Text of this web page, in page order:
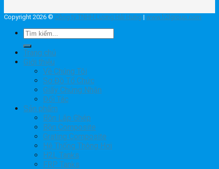
Copyright 2026 © Công ty TNHH Lương Hải Hưng | www.h2lgroup.com
Tìm
Trang chủ
Giới thiệu
Về Chúng Tôi
Sơ Đồ Tổ Chức
Giấy Chứng Nhận
Đối Tác
Sản phẩm
Bồn Lắp Ghép
Bồn Composite
Grating Composite
Hệ Thống Thông Hơi
H2L Tanks
FRP Tanks